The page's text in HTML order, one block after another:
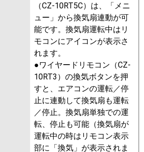
（CZ-10RT5C）は、「メニ
ュー」から換気扇連動が可
能です。換気扇運転中はリ
モコンにアイコンが表示さ
れます。
●ワイヤードリモコン（CZ-
10RT3）の換気ボタンを押
すと、エアコンの運転／停
止に連動して換気扇も運転
／停止。換気扇単独での運
転、停止も可能（換気扇が
運転中の時はリモコン表示
部に「換気」が表示されま